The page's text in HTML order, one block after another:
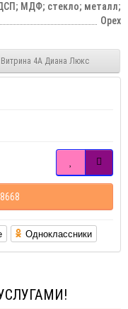
МДФ; стекло; металл;
Орех
Витрина 4А Диана Люкс
Одноклассники